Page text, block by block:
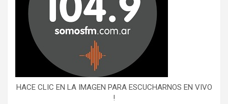
HACE CLIC EN LA IMAGEN PARA ESCUCHARNOS EN VIVO
!